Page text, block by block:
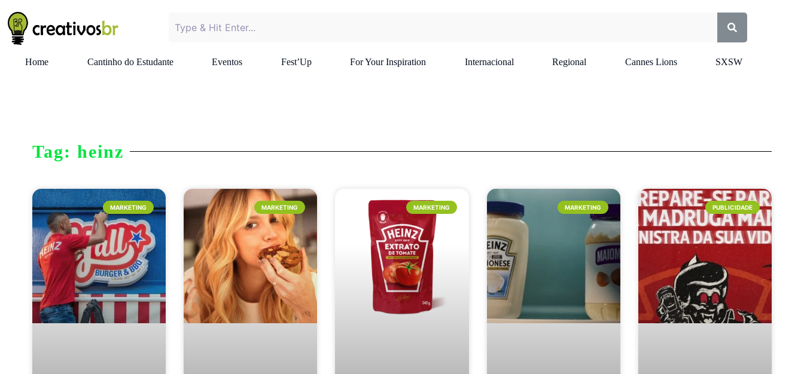
Home Cantinho do Estudante Eventos Fest’Up For Your Inspiration Internacional Regional Cannes Lions SXSW
Tag: heinz
MARKETING MARKETING MARKETING MARKETING PUBLICIDADE